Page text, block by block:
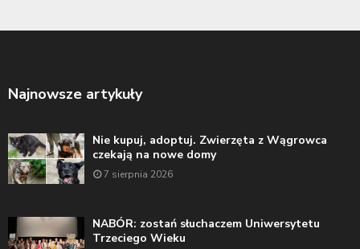
Najnowsze artykuły
Nie kupuj, adoptuj. Zwierzęta z Wągrowca
czekają na nowe domy
7 sierpnia 2026
NABÓR: zostań słuchaczem Uniwersytetu
Trzeciego Wieku